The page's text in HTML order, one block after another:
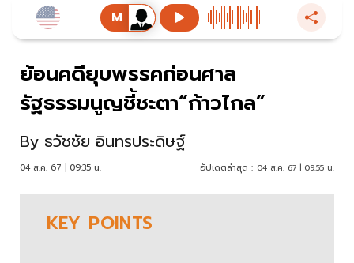
ย้อนคดียุบพรรคก่อนศาล
รัฐธรรมนูญชี้ชะตา“ก้าวไกล”
By ธวัชชัย อินทรประดิษฐ์
04 ส.ค. 67 | 09:35 น. อัปเดตล่าสุด : 04 ส.ค. 67 | 09:55 น.
KEY POINTS